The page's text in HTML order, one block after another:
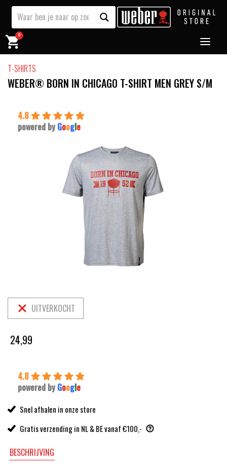
0
T-SHIRTS
WEBER® BORN IN CHICAGO T-SHIRT MEN GREY S/M
4.8
powered by Google
UITVERKOCHT
24,99
4.8
powered by Google
Snel afhalen in onze store
Gratis verzending in NL & BE vanaf €100,-
BESCHRIJVING